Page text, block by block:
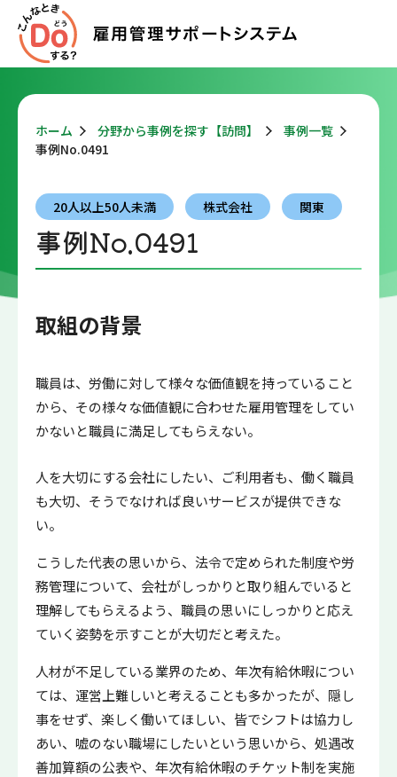
ホーム 分野から事例を探す【訪問】
事例一覧
事例No.0491
20人以上50人未満 株式会社 関東
事例No.0491
取組の背景
職員は、労働に対して様々な価値観を持っていること
から、その様々な価値観に合わせた雇用管理をしてい
かないと職員に満足してもらえない。
人を大切にする会社にしたい、ご利用者も、働く職員
も大切、そうでなければ良いサービスが提供できな
い。
こうした代表の思いから、法令で定められた制度や労
務管理について、会社がしっかりと取り組んでいると
理解してもらえるよう、職員の思いにしっかりと応え
ていく姿勢を示すことが大切だと考えた。
人材が不足している業界のため、年次有給休暇につい
ては、運営上難しいと考えることも多かったが、隠し
事をせず、楽しく働いてほしい、皆でシフトは協力し
あい、嘘のない職場にしたいという思いから、処遇改
善加算額の公表や、年次有給休暇のチケット制を実施